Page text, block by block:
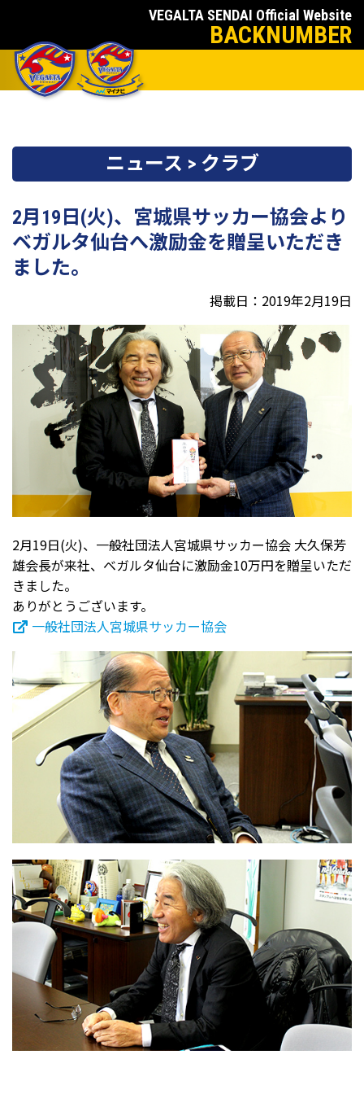
VEGALTA SENDAI Official Website
BACKNUMBER
ニュース > クラブ
2月19日(火)、宮城県サッカー協会より
ベガルタ仙台へ激励金を贈呈いただき
ました。
掲載日：2019年2月19日
2月19日(火)、一般社団法人宮城県サッカー協会 大久保芳
雄会長が来社、ベガルタ仙台に激励金10万円を贈呈いただ
きました。
ありがとうございます。
一般社団法人宮城県サッカー協会